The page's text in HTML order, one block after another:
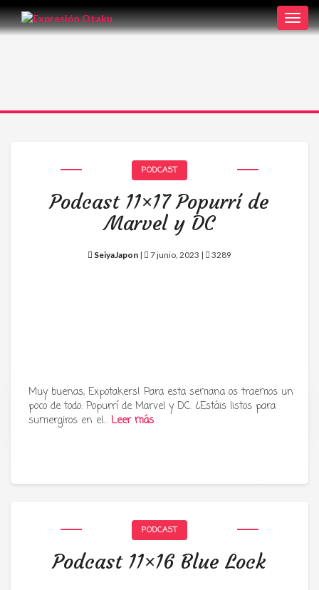
Tu radio y podcast sobre manga,
anime y cultura japonesa ツ
PODCAST
Podcast 11×17 Popurrí de
Marvel y DC
SeiyaJapon | 7 junio, 2023 | 3289
Muy buenas, Expotakers! Para esta semana os traemos un
poco de todo: Popurrí de Marvel y DC. ¿Estáis listos para
sumergiros en el… Leer más
PODCAST
Podcast 11×16 Blue Lock